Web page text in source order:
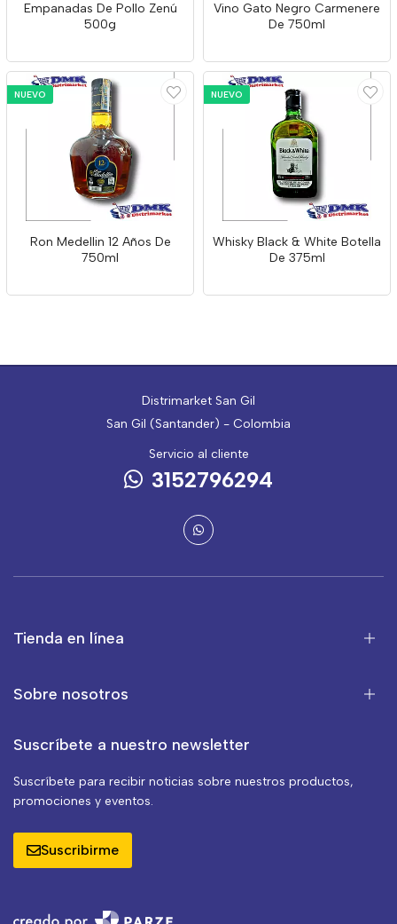
Empanadas De Pollo Zenú
500g
Vino Gato Negro Carmenere
De 750ml
NUEVO
Ron Medellin 12 Años De
750ml
NUEVO
Whisky Black & White Botella
De 375ml
Distrimarket San Gil
San Gil (Santander) - Colombia
Servicio al cliente
3152796294
Tienda en línea
Sobre nosotros
Suscríbete a nuestro newsletter
Suscríbete para recibir noticias sobre nuestros productos,
promociones y eventos.
Suscribirme